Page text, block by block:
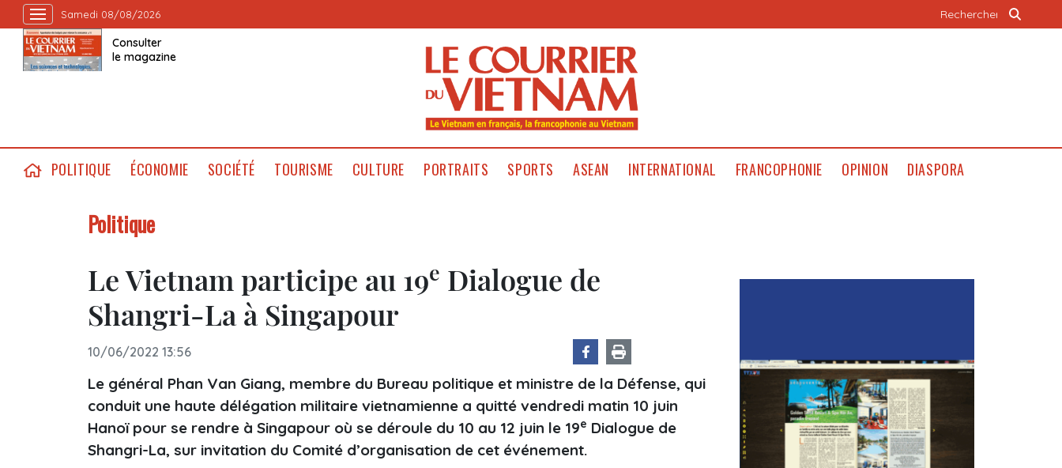
Samedi 08/08/2026
Consulter
le magazine
POLITIQUE ÉCONOMIE SOCIÉTÉ TOURISME CULTURE PORTRAITS SPORTS ASEAN INTERNATIONAL FRANCOPHONIE OPINION DIASPORA
Politique
Le Vietnam participe au 19e Dialogue de
Shangri-La à Singapour
10/06/2022 13:56
Le général Phan Van Giang, membre du Bureau politique et ministre de la Défense, qui
conduit une haute délégation militaire vietnamienne a quitté vendredi matin 10 juin
Hanoï pour se rendre à Singapour où se déroule du 10 au 12 juin le 19e Dialogue de
Shangri-La, sur invitation du Comité d’organisation de cet événement.